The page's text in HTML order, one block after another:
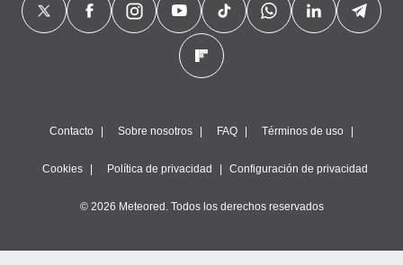
Contacto Sobre nosotros FAQ Términos de uso
Cookies Política de privacidad Configuración de privacidad
© 2026 Meteored. Todos los derechos reservados